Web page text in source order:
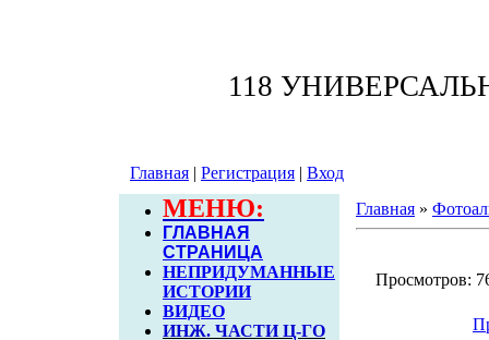
118
Главная | Регистрация | Вход
МЕНЮ:
ГЛАВНАЯ
СТРАНИЦА
НЕПРИДУМАННЫЕ
ИСТОРИИ
ВИДЕО
ИНЖ. ЧАСТИ Ц-ГО
Главная »
Просмотров: